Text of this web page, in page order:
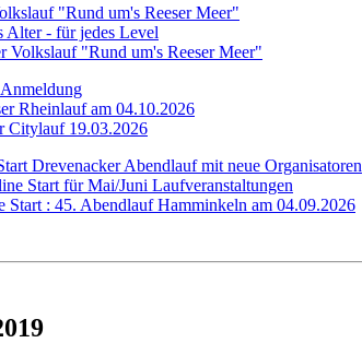
"Rund um's Reeser Meer"
Alter - für jedes Level
Volkslauf "Rund um's Reeser Meer"
Rheinlauf am 04.10.2026
Citylauf 19.03.2026
Drevenacker Abendlauf mit neue Organisatoren
Start für Mai/Juni Laufveranstaltungen
Start : 45. Abendlauf Hamminkeln am 04.09.2026